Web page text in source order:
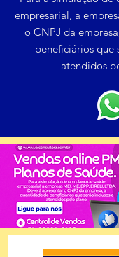
empresarial, a
o CNPJ da
beneficiários que
atendidos